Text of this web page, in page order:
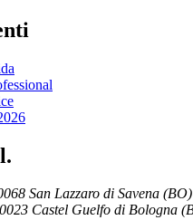
San Lazzaro di Savena (BO)
Castel Guelfo di Bologna